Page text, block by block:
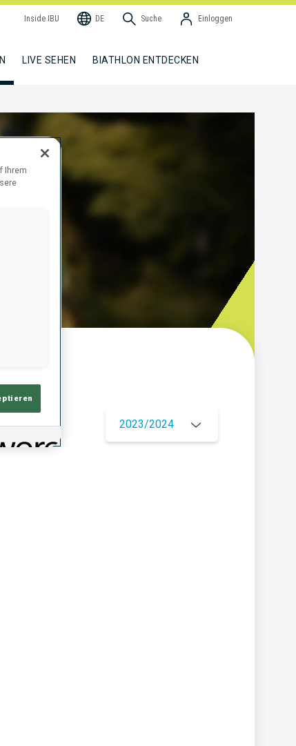
Inside IBU DE Suche Einloggen
LIVE SEHEN BIATHLON ENTDECKEN
2023/2024
Ihrem